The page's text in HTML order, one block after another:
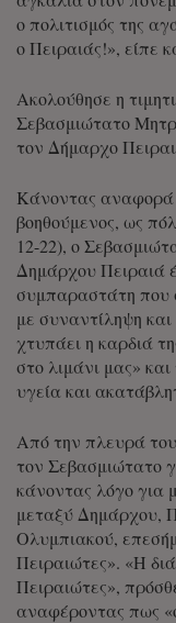
ο πολιτισμός της
ο Πειραιάς!», είπε
Ακολούθησε η
Σεβασμιώτατο
τον Δήμαρχο
Κάνοντας
βοηθούμενος, ως
12-22), ο
Δημάρχου Πειραιά
συμπαραστάτη που
με συναντίληψη
χτυπάει η καρδιά
στο λιμάνι μας»
υγεία και
Από την πλευρά
τον Σεβασμιώτατο
κάνοντας λόγο για
μεταξύ Δημάρχου,
Ολυμπιακού,
Πειραιώτες». «Η
Πειραιώτες»,
αναφέροντας πως